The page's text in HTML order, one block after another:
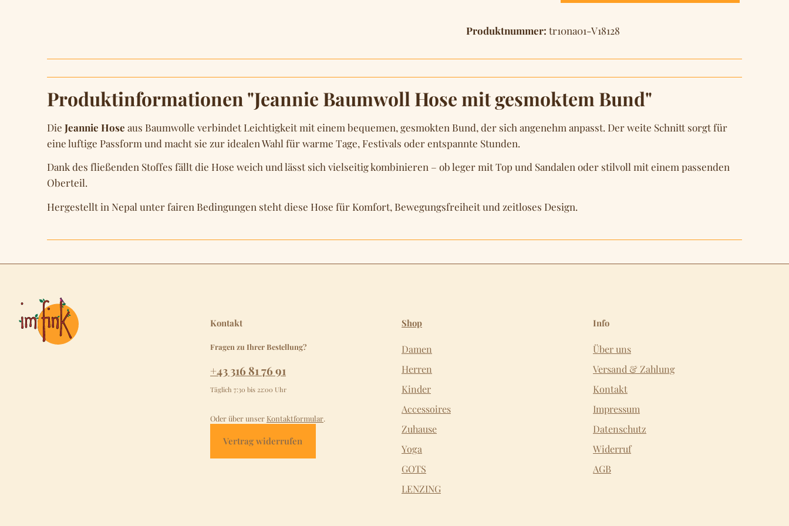
Produktnummer: tr10na01-V18128
Produktinformationen "Jeannie Baumwoll Hose mit gesmoktem Bund"
Die Jeannie Hose aus Baumwolle verbindet Leichtigkeit mit einem bequemen, gesmokten Bund, der sich angenehm anpasst. Der weite Schnitt sorgt für
eine luftige Passform und macht sie zur idealen Wahl für warme Tage, Festivals oder entspannte Stunden.
Dank des fließenden Stoffes fällt die Hose weich und lässt sich vielseitig kombinieren – ob leger mit Top und Sandalen oder stilvoll mit einem passenden
Oberteil.
Hergestellt in Nepal unter fairen Bedingungen steht diese Hose für Komfort, Bewegungsfreiheit und zeitloses Design.
Kontakt
Fragen zu Ihrer Bestellung?
+43 316 81 76 91
Täglich 7:30 bis 22:00 Uhr
Oder über unser Kontaktformular.
Vertrag widerrufen
Shop
Damen
Herren
Kinder
Accessoires
Zuhause
Yoga
GOTS
LENZING
Info
Über uns
Versand & Zahlung
Kontakt
Impressum
Datenschutz
Widerruf
AGB